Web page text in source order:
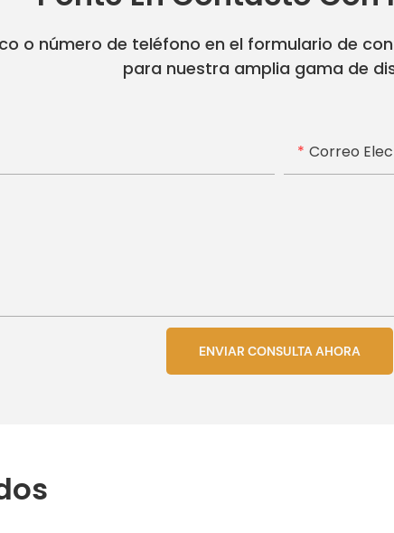
o número de teléfono en el formulario de
para nuestra amplia gama de
Correo
ENVIAR CONSULTA AHORA